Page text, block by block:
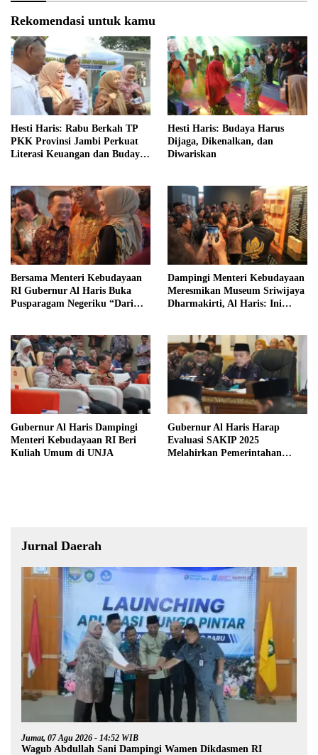
Rekomendasi untuk kamu
Hesti Haris: Rabu Berkah TP
PKK Provinsi Jambi Perkuat
Literasi Keuangan dan Budaya
Hesti Haris: Budaya Harus
Dijaga, Dikenalkan, dan
Diwariskan
Bersama Menteri Kebudayaan
RI Gubernur Al Haris Buka
Pusparagam Negeriku “Dari
Dampingi Menteri Kebudayaan
Meresmikan Museum Sriwijaya
Dharmakirti, Al Haris: Ini
Gubernur Al Haris Dampingi
Menteri Kebudayaan RI Beri
Kuliah Umum di UNJA
Gubernur Al Haris Harap
Evaluasi SAKIP 2025
Melahirkan Pemerintahan
Jurnal Daerah
Jumat, 07 Agu 2026 - 14:52 WIB
Wagub Abdullah Sani Dampingi Wamen Dikdasmen RI